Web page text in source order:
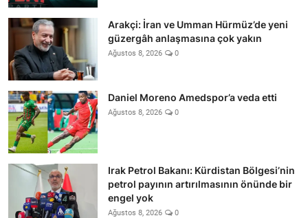
Arakçi: İran ve Umman Hürmüz’de yeni
güzergâh anlaşmasına çok yakın
Ağustos 8, 2026 0
Daniel Moreno Amedspor’a veda etti
Ağustos 8, 2026 0
Irak Petrol Bakanı: Kürdistan Bölgesi’nin
petrol payının artırılmasının önünde bir
engel yok
Ağustos 8, 2026 0